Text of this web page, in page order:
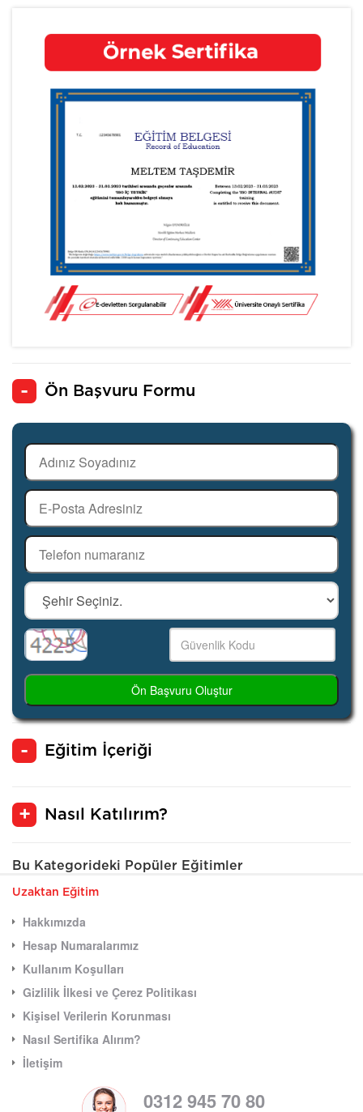
Ön Başvuru Formu
Ön Başvuru Oluştur
Eğitim İçeriği
Nasıl Katılırım?
Bu Kategorideki Popüler Eğitimler
Uzaktan Eğitim
Hakkımızda
Hesap Numaralarımız
Kullanım Koşulları
Gizlilik İlkesi ve Çerez Politikası
Kişisel Verilerin Korunması
Nasıl Sertifika Alırım?
İletişim
0312 945 70 80